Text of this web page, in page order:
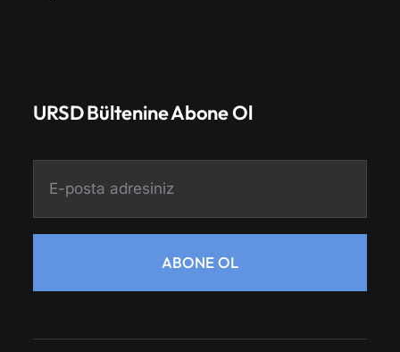
URSD Bültenine Abone Ol
ABONE OL